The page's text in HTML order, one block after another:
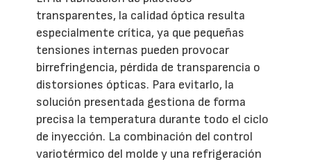
transparentes, la calidad óptica resulta
especialmente crítica, ya que pequeñas
tensiones internas pueden provocar
birrefringencia, pérdida de transparencia o
distorsiones ópticas. Para evitarlo, la
solución presentada gestiona de forma
precisa la temperatura durante todo el ciclo
de inyección. La combinación del control
variotérmico del molde y una refrigeración